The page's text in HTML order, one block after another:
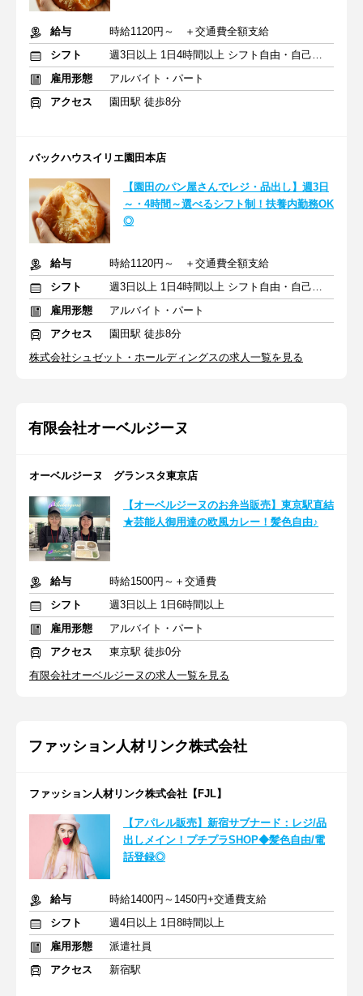
給与
時給1120円～ ＋交通費全額支給
シフト
週3日以上 1日4時間以上 シフト自由・自己申告
雇用形態
アルバイト・パート
アクセス
園田駅 徒歩8分
バックハウスイリエ園田本店
【園田のパン屋さんでレジ・品出し】週3日
～・4時間～選べるシフト制！扶養内勤務OK
◎
給与
時給1120円～ ＋交通費全額支給
シフト
週3日以上 1日4時間以上 シフト自由・自己申告
雇用形態
アルバイト・パート
アクセス
園田駅 徒歩8分
株式会社シュゼット・ホールディングスの求人一覧を見る
有限会社オーベルジーヌ
オーベルジーヌ グランスタ東京店
【オーベルジーヌのお弁当販売】東京駅直結
★芸能人御用達の欧風カレー！髪色自由♪
給与
時給1500円～＋交通費
シフト
週3日以上 1日6時間以上
雇用形態
アルバイト・パート
アクセス
東京駅 徒歩0分
有限会社オーベルジーヌの求人一覧を見る
ファッション人材リンク株式会社
ファッション人材リンク株式会社【FJL】
【アパレル販売】新宿サブナード：レジ/品
出しメイン！プチプラSHOP◆髪色自由/電
話登録◎
給与
時給1400円～1450円+交通費支給
シフト
週4日以上 1日8時間以上
雇用形態
派遣社員
アクセス
新宿駅